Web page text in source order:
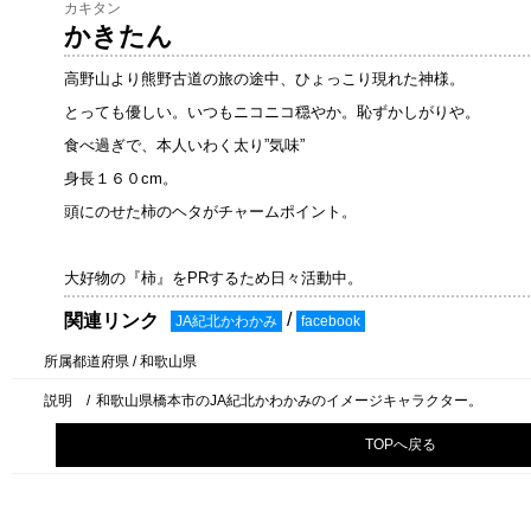
カキタン
かきたん
高野山より熊野古道の旅の途中、ひょっこり現れた神様。
とっても優しい。いつもニコニコ穏やか。恥ずかしがりや。
食べ過ぎで、本人いわく太り”気味”
身長１６０cm。
頭にのせた柿のヘタがチャームポイント。
大好物の『柿』をPRするため日々活動中。
関連リンク JA紀北かわかみ / facebook
所属都道府県 /和歌山県
説明 / 和歌山県橋本市のJA紀北かわかみのイメージキャラクター。
TOPへ戻る